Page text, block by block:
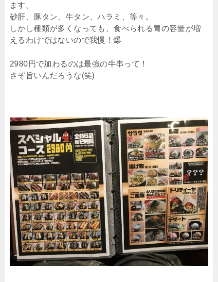
ます。
砂肝、豚タン、牛タン、ハラミ、等々。
しかし種類が多くなっても、食べられる胃の容量が増
えるわけではないので我慢！爆
2980円で加わるのは最強の牛串って！
さぞ旨いんだろうな(笑)